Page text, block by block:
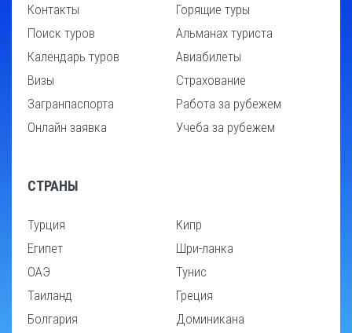
Контакты
Поиск туров
Календарь туров
Визы
Загранпаспорта
Онлайн заявка
Горящие туры
Альманах туриста
Авиабилеты
Страхование
Работа за рубежем
Учеба за рубежем
СТРАНЫ
Турция
Египет
ОАЭ
Таиланд
Болгария
Кипр
Шри-ланка
Тунис
Греция
Доминикана